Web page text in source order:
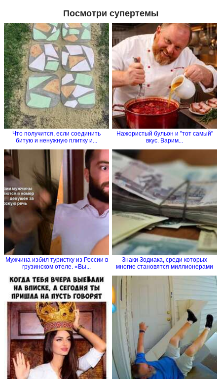
Посмотри супертемы
Что получится, если соединить
битую и ненужную плитку и...
Нажористый бульон и "тот самый"
вкус. Варим...
Мужчина избил туристку из России в
грузинском отеле. «Вы...
Знаки Зодиака, среди которых
многие становятся миллионерами